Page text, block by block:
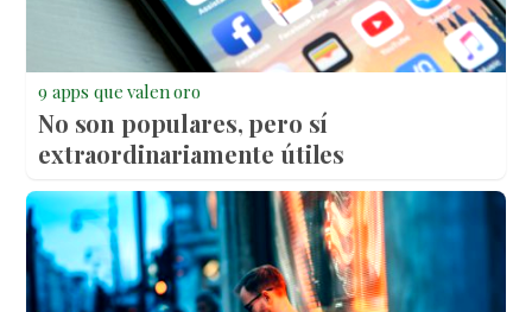
9 apps que valen oro
No son populares, pero sí
extraordinariamente útiles